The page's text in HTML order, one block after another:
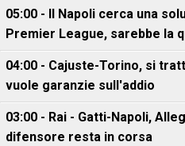
05:00 - Il Napoli cerca una
Premier League, sarebbe la
04:00 - Cajuste-Torino, si
vuole garanzie sull'addio
03:00 - Rai - Gatti-Napoli,
difensore resta in corsa